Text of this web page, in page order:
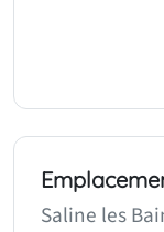
Saline les